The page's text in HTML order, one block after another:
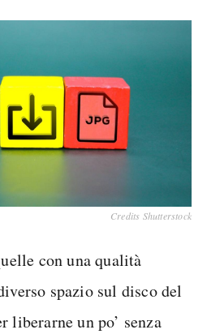
Credits Shutterstock
con una qualità
spazio sul disco del
liberarne un po’ senza